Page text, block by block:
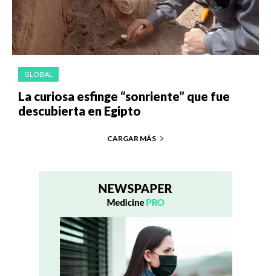
GLOBAL
La curiosa esfinge “sonriente” que fue
descubierta en Egipto
CARGAR MÁS